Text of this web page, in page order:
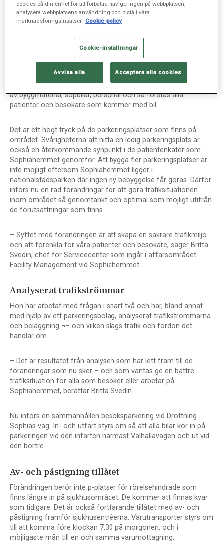
parkeringsmöjligheterna på Sophiahemmet. Syftet
är att skapa en säkrare miljö och förenkla för
Varje dag är det mycket trafik till och från Sophiahemmet.
Varuleveranser till klinikerna, taxibilar som hämtar och lämnar
patienter, hantverkare med uppdrag på området, transporter
av byggmaterial, sopbilar, personal och så förstås alla
patienter och besökare som kommer med bil.
Det är ett högt tryck på de parkeringsplatser som finns på
området. Svårigheterna att hitta en ledig parkeringsplats är
också en återkommande synpunkt i de patientenkäter som
Sophiahemmet genomför. Att bygga fler parkeringsplatser är
inte möjligt eftersom Sophiahemmet ligger i
nationalstadsparken där ingen ny bebyggelse får göras. Därför
införs nu en rad förändringar för att göra trafiksituationen
inom området så genomtänkt och optimal som möjligt utifrån
de förutsättningar som finns.
– Syftet med förändringen är att skapa en säkrare trafikmiljö
och att förenkla för våra patienter och besökare, säger Britta
Svedin, chef för Servicecenter som ingår i affärsområdet
Facility Management vid Sophiahemmet.
Analyserat trafikströmmar
Hon har arbetat med frågan i snart två och har, bland annat
med hjälp av ett parkeringsbolag, analyserat trafikströmmarna
och beläggning ¬– och vilken slags trafik och fordon det
handlar om.
– Det är resultatet från analysen som har lett fram till de
förändringar som nu sker – och som väntas ge en bättre
trafiksituation för alla som besöker eller arbetar på
Sophiahemmet, berättar Britta Svedin.
Nu införs en sammanhållen besöksparkering vid Drottning
Sophias väg. In- och utfart styrs om så att alla bilar kör in på
parkeringen vid den infarten närmast Valhallavägen och ut vid
den bortre.
Av- och påstigning tillåtet
Förändringen berör inte p-platser för rörelsehindrade som
finns längre in på sjukhusområdet. De kommer att finnas kvar
som tidigare. Det är också fortfarande tillåtet med av- och
påstigning framför sjukhusentréerna. Varutransporter styrs om
till att komma före klockan 7.30 på morgonen, och i
möjligaste mån till en och samma varumottagning.
cookies på din enhet för att förbättra navigeringen på webbplatsen,
analysera webbplatsens användning och bistå i våra
marknadsföringsinsatser. Cookie-policy
Cookie-inställningar
Avvisa alla Acceptera alla cookies